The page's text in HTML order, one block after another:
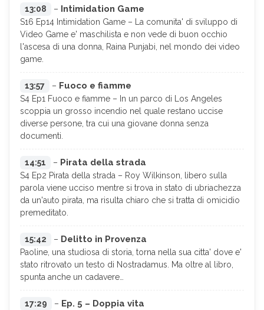
13:08 – Intimidation Game
S16 Ep14 Intimidation Game – La comunita' di sviluppo di
Video Game e' maschilista e non vede di buon occhio
l'ascesa di una donna, Raina Punjabi, nel mondo dei video
game.
13:57 – Fuoco e fiamme
S4 Ep1 Fuoco e fiamme – In un parco di Los Angeles
scoppia un grosso incendio nel quale restano uccise
diverse persone, tra cui una giovane donna senza
documenti.
14:51 – Pirata della strada
S4 Ep2 Pirata della strada – Roy Wilkinson, libero sulla
parola viene ucciso mentre si trova in stato di ubriachezza
da un'auto pirata, ma risulta chiaro che si tratta di omicidio
premeditato.
15:42 – Delitto in Provenza
Paoline, una studiosa di storia, torna nella sua citta' dove e'
stato ritrovato un testo di Nostradamus. Ma oltre al libro,
spunta anche un cadavere…
17:29 – Ep. 5 – Doppia vita